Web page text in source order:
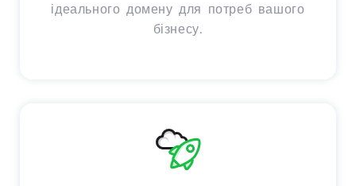
ідеального домену для потреб вашого
бізнесу.